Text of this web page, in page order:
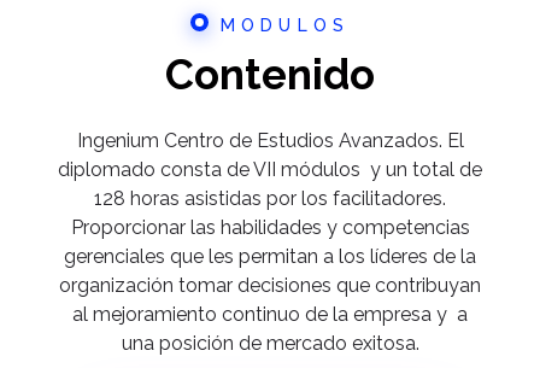
MODULOS
Contenido
Ingenium Centro de Estudios Avanzados. El
diplomado consta de VII módulos y un total de
128 horas asistidas por los facilitadores.
Proporcionar las habilidades y competencias
gerenciales que les permitan a los líderes de la
organización tomar decisiones que contribuyan
al mejoramiento continuo de la empresa y a
una posición de mercado exitosa.